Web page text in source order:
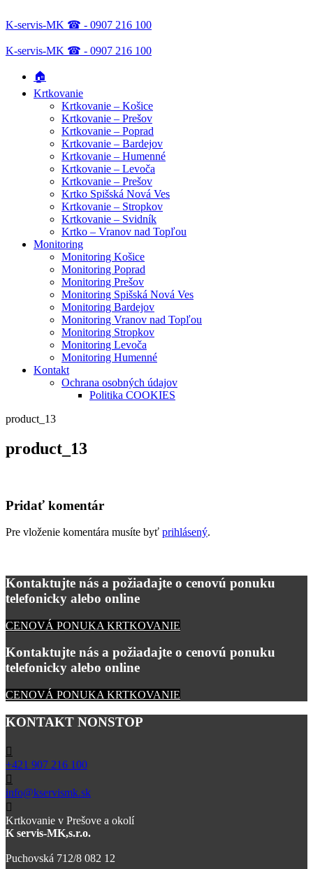
K-servis-MK ☎ - 0907 216 100
K-servis-MK ☎ - 0907 216 100
🏠
Krtkovanie
Krtkovanie – Košice
Krtkovanie – Prešov
Krtkovanie – Poprad
Krtkovanie – Bardejov
Krtkovanie – Humenné
Krtkovanie – Levoča
Krtkovanie – Prešov
Krtko Spišská Nová Ves
Krtkovanie – Stropkov
Krtkovanie – Svidník
Krtko – Vranov nad Topľou
Monitoring
Monitoring Košice
Monitoring Poprad
Monitoring Prešov
Monitoring Spišská Nová Ves
Monitoring Bardejov
Monitoring Vranov nad Topľou
Monitoring Stropkov
Monitoring Levoča
Monitoring Humenné
Kontakt
Ochrana osobných údajov
Politika COOKIES
product_13
product_13
Pridať komentár
Pre vloženie komentára musíte byť prihlásený.
Kontaktujte nás a požiadajte o cenovú ponuku
telefonicky alebo online
CENOVÁ PONUKA KRTKOVANIE
Kontaktujte nás a požiadajte o cenovú ponuku
telefonicky alebo online
CENOVÁ PONUKA KRTKOVANIE
KONTAKT NONSTOP
+421 907 216 100
info@kservismk.sk
Krtkovanie v Prešove a okolí
K servis-MK,s.r.o.
Puchovská 712/8 082 12